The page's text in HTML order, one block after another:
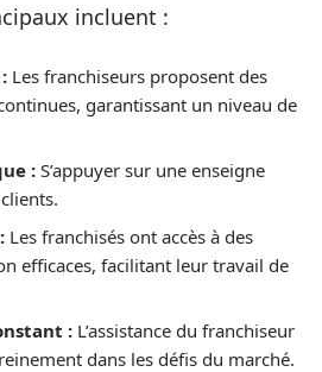
incluent :
Les franchiseurs proposent des
garantissant un niveau de
: S’appuyer sur une enseigne
Les franchisés ont accès à des
efficaces, facilitant leur travail de
: L’assistance du franchiseur
dans les défis du marché.